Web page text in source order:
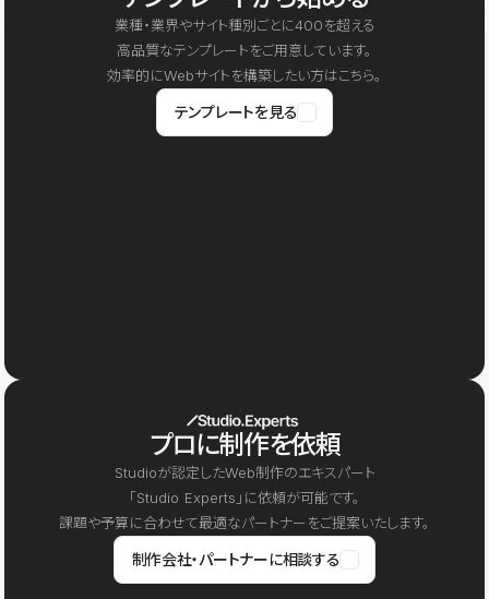
業種・業界やサイト種別ごとに400を超える
高品質なテンプレートをご用意しています。
効率的にWebサイトを構築したい方はこちら。
テンプレートを見る
プロに制作を依頼
Studioが認定したWeb制作のエキスパート
「Studio Experts」に依頼が可能です。
課題や予算に合わせて最適なパートナーをご提案いたします。
制作会社・パートナーに相談する